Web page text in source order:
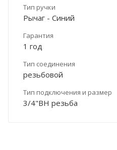
Тип ручки
Рычаг - Синий
Гарантия
1 год
Тип соединения
резьбовой
Тип подключения и размер
3/4"ВН резьба